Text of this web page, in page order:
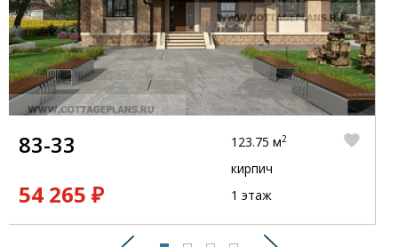
83-33
54 265 ₽
123.75 м2
кирпич
1 этаж